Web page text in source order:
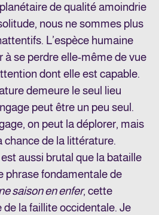
de qualité amoindrie
nous ne sommes plus
L’espèce humaine
à se perdre elle-même de vue
dont elle est capable.
demeure le seul lieu
peut être un peu seul.
on peut la déplorer, mais
chance de la littérature.
aussi brutal que la bataille
phrase fondamentale de
saison en enfer, cette
la faillite occidentale. Je